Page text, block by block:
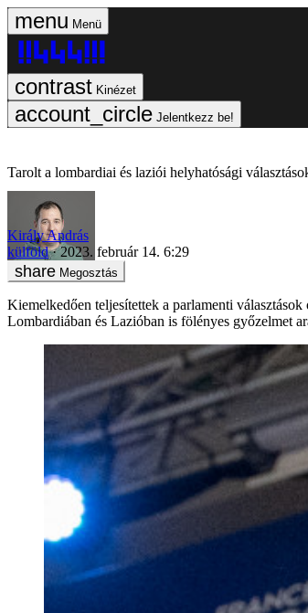
Menü
Kinézet
Jelentkezz be!
Tarolt a lombardiai és laziói helyhatósági
Király András
külföld
2023. február 14. 6:29
Megosztás
Kiemelkedően teljesítettek a parlamenti
Lombardiában és Lazióban is fölényes győzelmet